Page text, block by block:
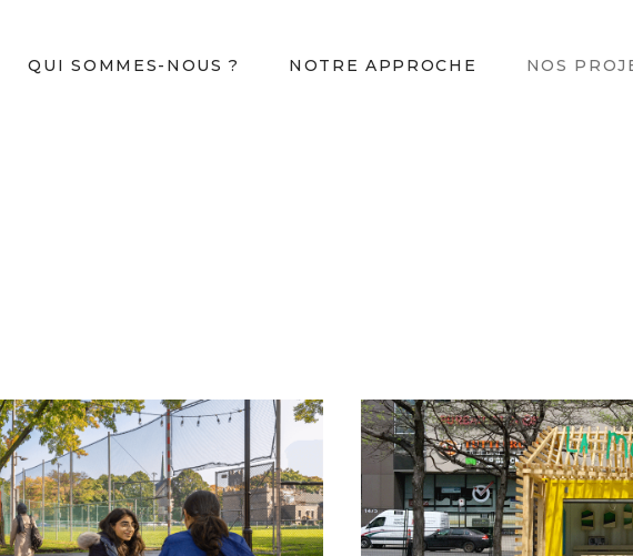
QUI SOMMES-NOUS ? NOTRE APPROCHE NOS